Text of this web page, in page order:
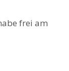
frei am